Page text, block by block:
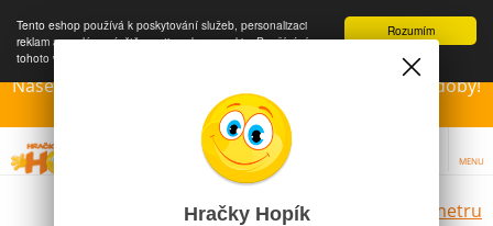
Rozumím
Tento eshop používá k poskytování služeb, personalizaci
reklam a analýze návštěvnosti soubory cookie. Používáním
tohoto webu s tím souhlasíte.
Naše Prodejny – Otevřeny dle otvírací prázdninové doby!
Přejeme krásné léto!!!
MENU
Výběr hraček dle zvoleného parametru
Hračky Hopík